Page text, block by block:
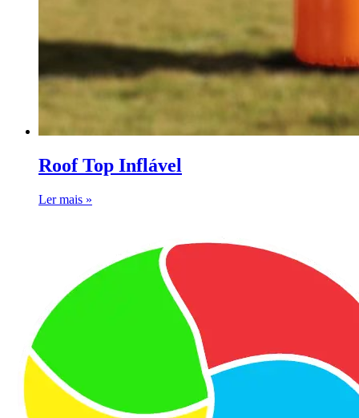
Roof Top Inflável
Ler mais »